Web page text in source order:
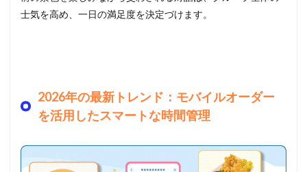
士気を高め、一日の満足度を決定づけます。
2026年の最新トレンド：モバイルオーダー
を活用したスマートな時間管理